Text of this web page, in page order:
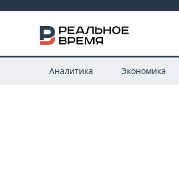
Аналитика Экономика